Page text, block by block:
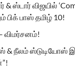
ஸ்டார் விஜயில்
பிக் பாஸ் தமிழ் 10!
விமர்சனம்!
& நீலம்